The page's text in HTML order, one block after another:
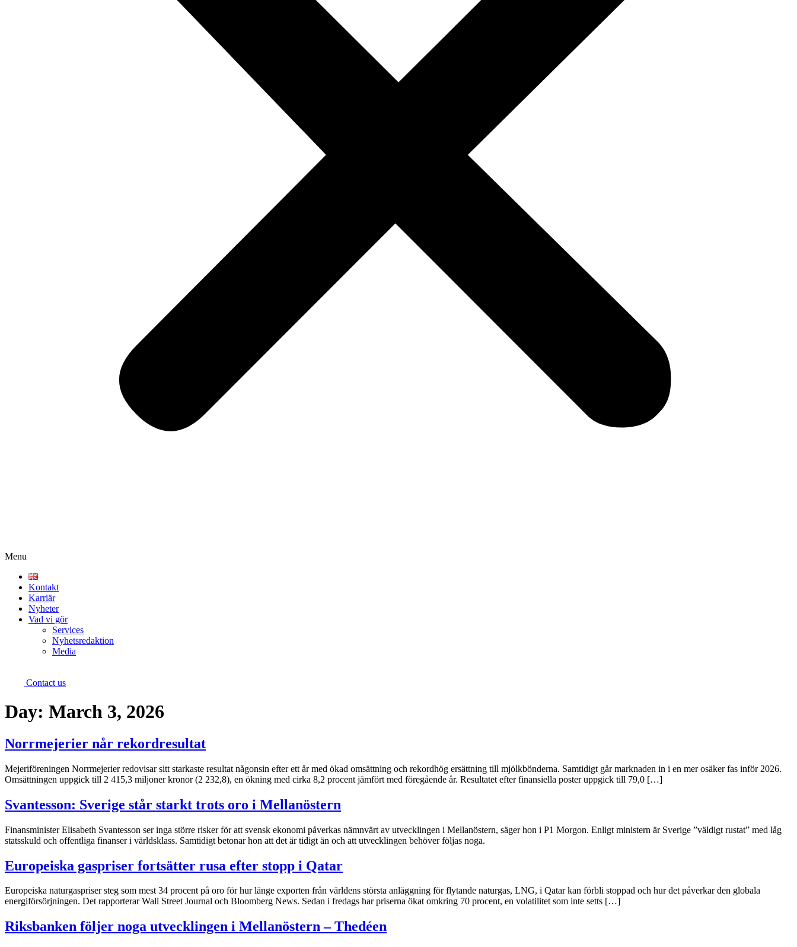
Menu
Kontakt
Karriär
Nyheter
Vad vi gör
Services
Nyhetsredaktion
Media
Contact us
Day: March 3, 2026
Norrmejerier når rekordresultat
Mejeriföreningen Norrmejerier redovisar sitt starkaste resultat någonsin efter ett år med ökad omsättning och rekordhög ersättning till mjölkbönderna. Samtidigt går marknaden in i en mer osäker fas inför 2026.
Omsättningen uppgick till 2 415,3 miljoner kronor (2 232,8), en ökning med cirka 8,2 procent jämfört med föregående år. Resultatet efter finansiella poster uppgick till 79,0 […]
Svantesson: Sverige står starkt trots oro i Mellanöstern
Finansminister Elisabeth Svantesson ser inga större risker för att svensk ekonomi påverkas nämnvärt av utvecklingen i Mellanöstern, säger hon i P1 Morgon. Enligt ministern är Sverige ”väldigt rustat” med låg
statsskuld och offentliga finanser i världsklass. Samtidigt betonar hon att det är tidigt än och att utvecklingen behöver följas noga.
Europeiska gaspriser fortsätter rusa efter stopp i Qatar
Europeiska naturgaspriser steg som mest 34 procent på oro för hur länge exporten från världens största anläggning för flytande naturgas, LNG, i Qatar kan förbli stoppad och hur det påverkar den globala
energiförsörjningen. Det rapporterar Wall Street Journal och Bloomberg News. Sedan i fredags har priserna ökat omkring 70 procent, en volatilitet som inte setts […]
Riksbanken följer noga utvecklingen i Mellanöstern – Thedéen